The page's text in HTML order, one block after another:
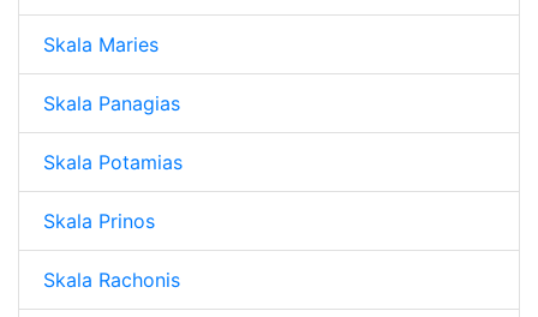
Skala Maries
Skala Panagias
Skala Potamias
Skala Prinos
Skala Rachonis